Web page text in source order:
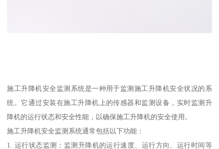
施工升降机安全监测系统是一种用于监测施工升降机安全状况的系
统。它通过安装在施工升降机上的传感器和监测设备，实时监测升
降机的运行状态和安全性能，以确保施工升降机的安全使用。
施工升降机安全监测系统通常包括以下功能：
1. 运行状态监测：监测升降机的运行速度、运行方向、运行时间等